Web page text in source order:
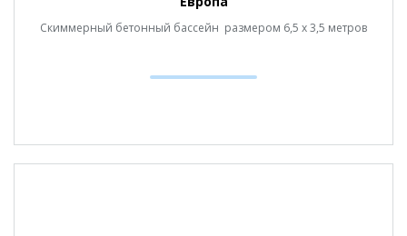
Скиммерный бетонный бассейн размером 6,5 х 3,5 метров